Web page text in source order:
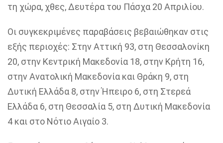
τη χώρα, χθες, Δευτέρα του Πάσχα 20 Απριλίου.
Οι συγκεκριμένες παραβάσεις βεβαιώθηκαν στις
εξής περιοχές: Στην Αττική 93, στη Θεσσαλονίκη
20, στην Κεντρική Μακεδονία 18, στην Κρήτη 16,
στην Ανατολική Μακεδονία και Θράκη 9, στη
Δυτική Ελλάδα 8, στην Ήπειρο 6, στη Στερεά
Ελλάδα 6, στη Θεσσαλία 5, στη Δυτική Μακεδονία
4 και στο Νότιο Αιγαίο 3.